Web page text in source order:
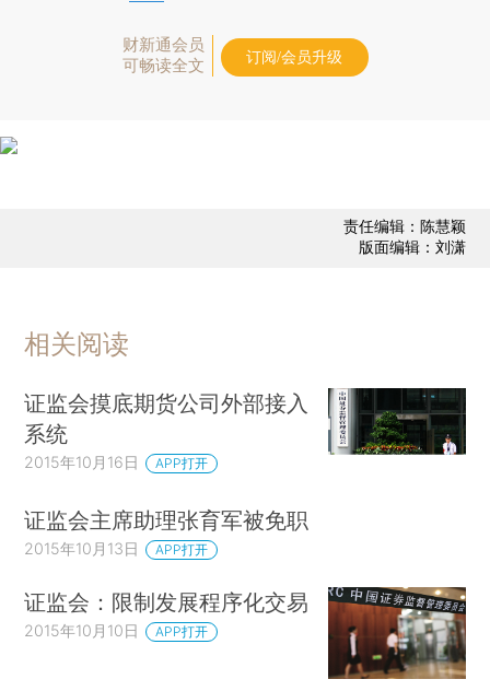
财新通会员
可畅读全文
订阅/会员升级
责任编辑：陈慧颖
版面编辑：刘潇
相关阅读
证监会摸底期货公司外部接入
系统
2015年10月16日 APP打开
证监会主席助理张育军被免职
2015年10月13日 APP打开
证监会：限制发展程序化交易
2015年10月10日 APP打开